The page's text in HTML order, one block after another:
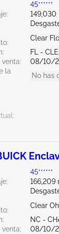
45******
149,030
Clear
FL -
venta:
08/10/
la
No has
45******
166,209
Clear
NC -
venta:
08/10/